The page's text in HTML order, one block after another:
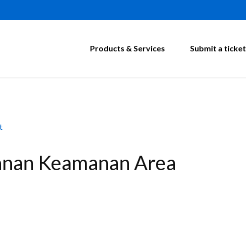
Products & Services Submit a ticket
Keamanan Area